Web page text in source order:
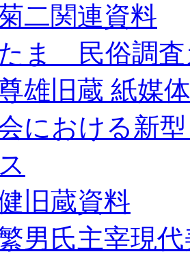
二関連資料
ま 民俗調査
雄旧蔵 紙媒
における新
旧蔵資料
男氏主宰現